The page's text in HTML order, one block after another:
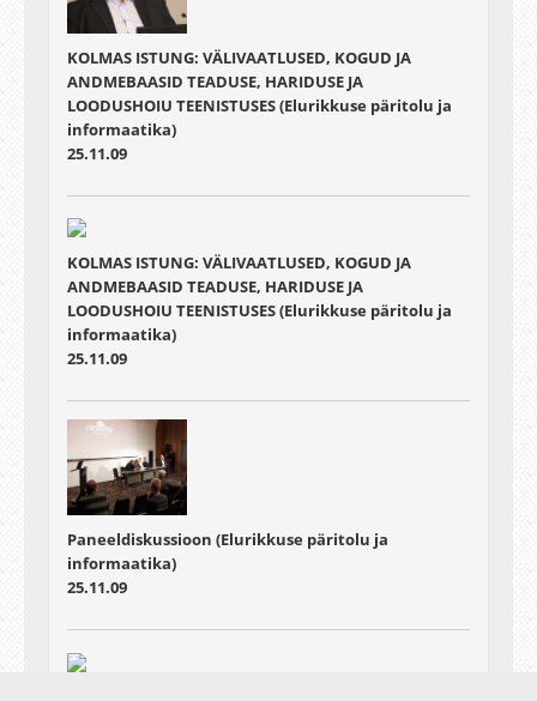
KOLMAS ISTUNG: VÄLIVAATLUSED, KOGUD JA
ANDMEBAASID TEADUSE, HARIDUSE JA
LOODUSHOIU TEENISTUSES (Elurikkuse päritolu ja
informaatika)
25.11.09
KOLMAS ISTUNG: VÄLIVAATLUSED, KOGUD JA
ANDMEBAASID TEADUSE, HARIDUSE JA
LOODUSHOIU TEENISTUSES (Elurikkuse päritolu ja
informaatika)
25.11.09
Paneeldiskussioon (Elurikkuse päritolu ja
informaatika)
25.11.09